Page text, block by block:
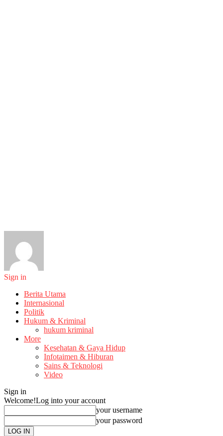
Sign in
Berita Utama
Internasional
Politik
Hukum & Kriminal
hukum kriminal
More
Kesehatan & Gaya Hidup
Infotaimen & Hiburan
Sains & Teknologi
Video
Sign in
Welcome!Log into your account
your username
your password